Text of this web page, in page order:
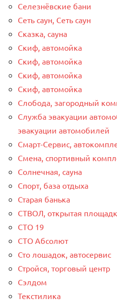
Селезнёвские бани
Сеть саун, Сеть саун
Сказка, сауна
Скиф, автомойка
Скиф, автомойка
Скиф, автомойка
Скиф, автомойка
Слобода, загородный
Служба эвакуации
эвакуации автомобилей
Смарт-Сервис,
Смена, спортивный
Солнечная, сауна
Спорт, база отдыха
Старая банька
СТВОЛ, открытая
СТО 19
СТО Абсолют
Сто лошадок, автосервис
Стройся, торговый центр
Сэлдом
Текстилика